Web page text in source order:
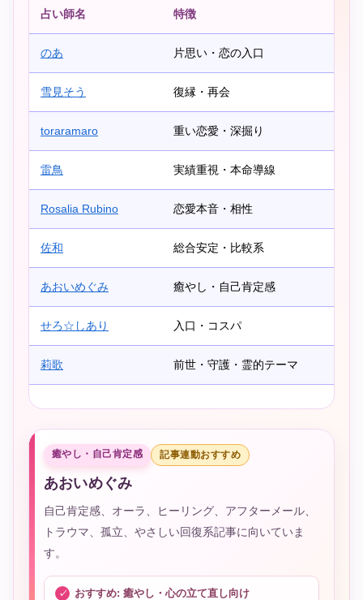
占い師名 特徴
のあ 片思い・恋の入口
雪見そう 復縁・再会
toraramaro 重い恋愛・深掘り
雷鳥 実績重視・本命導線
Rosalia Rubino 恋愛本音・相性
佐和 総合安定・比較系
あおいめぐみ 癒やし・自己肯定感
せろ☆しあり 入口・コスパ
莉歌 前世・守護・霊的テーマ
癒やし・自己肯定感 記事連動おすすめ
あおいめぐみ
自己肯定感、オーラ、ヒーリング、アフターメール、
トラウマ、孤立、やさしい回復系記事に向いていま
す。
おすすめ: 癒やし・心の立て直し向け